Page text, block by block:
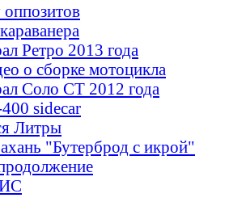
Ретро 2013 года
о сборке мотоцикла
Соло СТ 2012 года
sidecar
Литры
"Бутерброд с икрой"